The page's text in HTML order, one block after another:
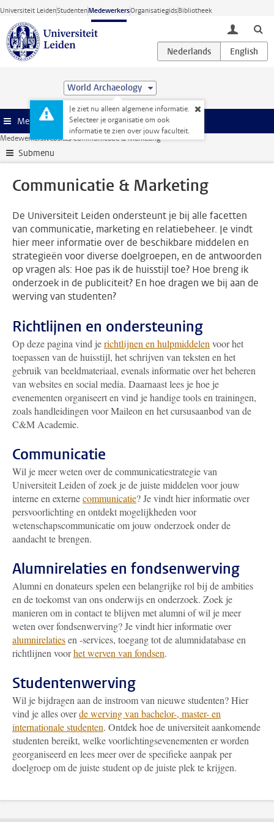
Ga direct naar de inhoud
Universiteit LeidenStudentenMedewerkersOrganisatiegidsBibliotheek
toggle
World Archaeology
Je ziet nu alleen algemene informatie.
Selecteer je organisatie om ook
informatie te zien over jouw faculteit.
Menu
Medewerkerswebsite Communicatie & Marketing
Submenu
Communicatie & Marketing
De Universiteit Leiden ondersteunt je bij alle facetten
van communicatie, marketing en relatiebeheer. Je vindt
hier meer informatie over de beschikbare middelen en
strategieën voor diverse doelgroepen, en de antwoorden
op vragen als: Hoe pas ik de huisstijl toe? Hoe breng ik
onderzoek in de publiciteit? En hoe dragen we bij aan de
werving van studenten?
Richtlijnen en ondersteuning
Op deze pagina vind jerichtlijnen en hulpmiddelen voor het
toepassen van de huisstijl, het schrijven van teksten en het
gebruik van beeldmateriaal, evenals informatie over het beheren
van websites en social media. Daarnaast lees je hoe je
evenementen organiseert en vind je handige tools en trainingen,
zoals handleidingen voor Maileon en het cursusaanbod van de
C&M Academie.
Communicatie
Wil je meer weten over de communicatiestrategie van
Universiteit Leiden of zoek je de juiste middelen voor jouw
interne en externecommunicatie? Je vindt hier informatie over
persvoorlichting en ontdekt mogelijkheden voor
wetenschapscommunicatie om jouw onderzoek onder de
aandacht te brengen.
Alumnirelaties en fondsenwerving
Alumni en donateurs spelen een belangrijke rol bij de ambities
en de toekomst van ons onderwijs en onderzoek. Zoek je
manieren om in contact te blijven met alumni of wil je meer
weten over fondsenwerving? Je vindt hier informatie over
alumnirelatiesen -services, toegang tot de alumnidatabase en
richtlijnen voorhet werven van fondsen.
Studentenwerving
Wil je bijdragen aan de instroom van nieuwe studenten? Hier
vind je alles overde werving van bachelor-, master- en
internationale studenten. Ontdek hoe de universiteit aankomende
studenten bereikt, welke voorlichtingsevenementen er worden
georganiseerd en lees meer over de specifieke aanpak per
doelgroep om de juiste student op de juiste plek te krijgen.